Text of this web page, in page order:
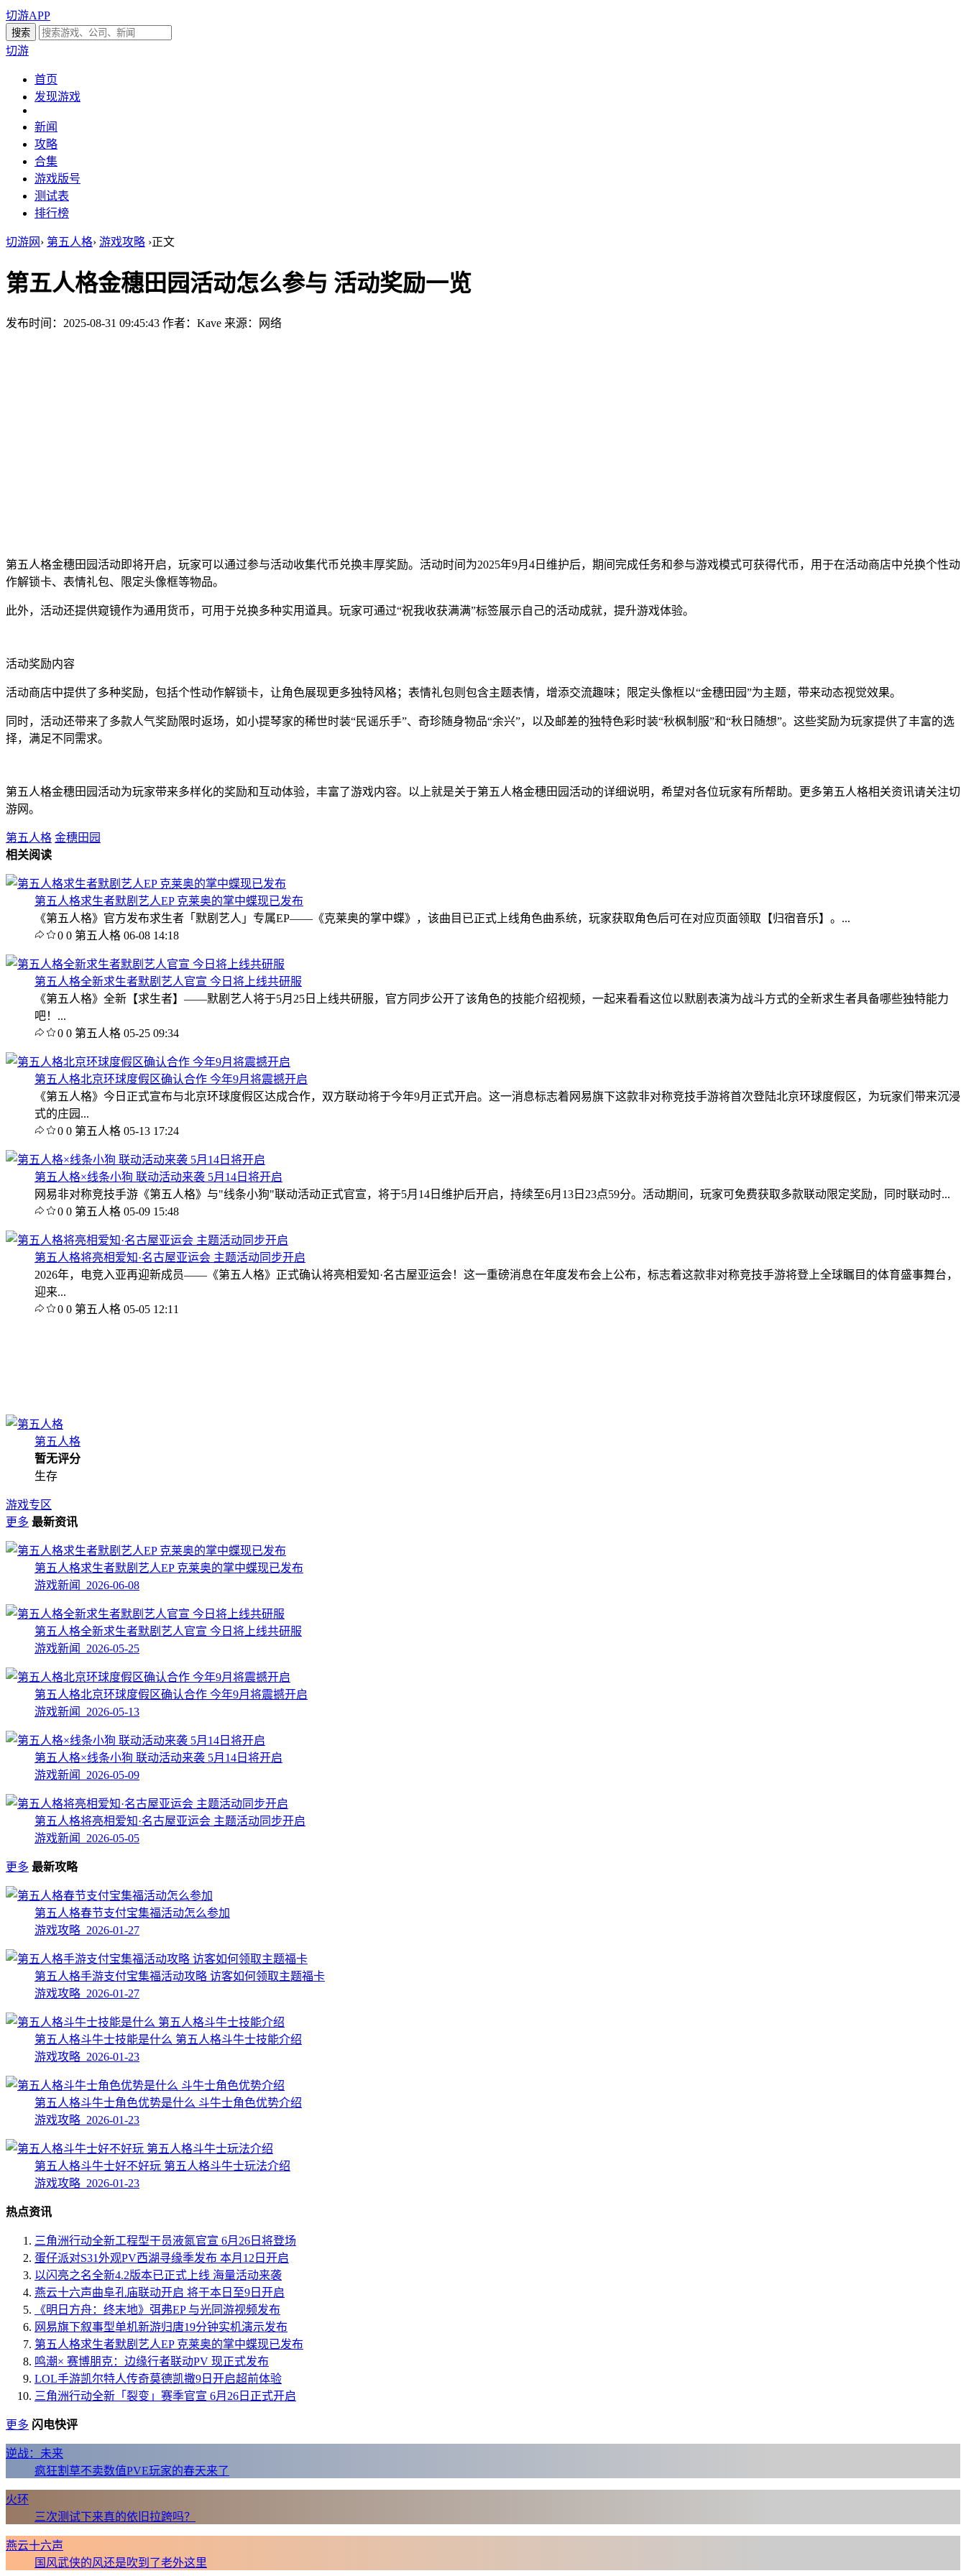
切游APP
切游
首页
发现游戏
新闻
攻略
合集
游戏版号
测试表
排行榜
切游网 › 第五人格› 游戏攻略 ›正文
第五人格金穗田园活动怎么参与 活动奖励一览
发布时间：2025-08-31 09:45:43 作者：Kave 来源：网络
第五人格金穗田园活动即将开启，玩家可以通过参与活动收集代币兑换丰厚奖励。活动时间为2025年9月4日维护后，期间完成任务和参与游戏模式可获得代币，用于在活动商店中兑换个性动
作解锁卡、表情礼包、限定头像框等物品。
此外，活动还提供窥镜作为通用货币，可用于兑换多种实用道具。玩家可通过“祝我收获满满”标签展示自己的活动成就，提升游戏体验。
活动奖励内容
活动商店中提供了多种奖励，包括个性动作解锁卡，让角色展现更多独特风格；表情礼包则包含主题表情，增添交流趣味；限定头像框以“金穗田园”为主题，带来动态视觉效果。
同时，活动还带来了多款人气奖励限时返场，如小提琴家的稀世时装“民谣乐手”、奇珍随身物品“余兴”，以及邮差的独特色彩时装“秋枫制服”和“秋日随想”。这些奖励为玩家提供了丰富的选
择，满足不同需求。
第五人格金穗田园活动为玩家带来多样化的奖励和互动体验，丰富了游戏内容。以上就是关于第五人格金穗田园活动的详细说明，希望对各位玩家有所帮助。更多第五人格相关资讯请关注切
游网。
第五人格 金穗田园
相关阅读
第五人格求生者默剧艺人EP 克莱奥的掌中蝶现已发布
《第五人格》官方发布求生者「默剧艺人」专属EP——《克莱奥的掌中蝶》，该曲目已正式上线角色曲系统，玩家获取角色后可在对应页面领取【归宿音乐】。...
0 0 第五人格 06-08 14:18
第五人格全新求生者默剧艺人官宣 今日将上线共研服
《第五人格》全新【求生者】——默剧艺人将于5月25日上线共研服，官方同步公开了该角色的技能介绍视频，一起来看看这位以默剧表演为战斗方式的全新求生者具备哪些独特能力
吧！...
0 0 第五人格 05-25 09:34
第五人格北京环球度假区确认合作 今年9月将震撼开启
《第五人格》今日正式宣布与北京环球度假区达成合作，双方联动将于今年9月正式开启。这一消息标志着网易旗下这款非对称竞技手游将首次登陆北京环球度假区，为玩家们带来沉浸
式的庄园...
0 0 第五人格 05-13 17:24
第五人格×线条小狗 联动活动来袭 5月14日将开启
网易非对称竞技手游《第五人格》与"线条小狗"联动活动正式官宣，将于5月14日维护后开启，持续至6月13日23点59分。活动期间，玩家可免费获取多款联动限定奖励，同时联动时...
0 0 第五人格 05-09 15:48
第五人格将亮相爱知·名古屋亚运会 主题活动同步开启
2026年，电竞入亚再迎新成员——《第五人格》正式确认将亮相爱知·名古屋亚运会！这一重磅消息在年度发布会上公布，标志着这款非对称竞技手游将登上全球瞩目的体育盛事舞台，
迎来...
0 0 第五人格 05-05 12:11
第五人格
暂无评分
生存
游戏专区
更多 最新资讯
第五人格求生者默剧艺人EP 克莱奥的掌中蝶现已发布
游戏新闻 2026-06-08
第五人格全新求生者默剧艺人官宣 今日将上线共研服
游戏新闻 2026-05-25
第五人格北京环球度假区确认合作 今年9月将震撼开启
游戏新闻 2026-05-13
第五人格×线条小狗 联动活动来袭 5月14日将开启
游戏新闻 2026-05-09
第五人格将亮相爱知·名古屋亚运会 主题活动同步开启
游戏新闻 2026-05-05
更多 最新攻略
第五人格春节支付宝集福活动怎么参加
游戏攻略 2026-01-27
第五人格手游支付宝集福活动攻略 访客如何领取主题福卡
游戏攻略 2026-01-27
第五人格斗牛士技能是什么 第五人格斗牛士技能介绍
游戏攻略 2026-01-23
第五人格斗牛士角色优势是什么 斗牛士角色优势介绍
游戏攻略 2026-01-23
第五人格斗牛士好不好玩 第五人格斗牛士玩法介绍
游戏攻略 2026-01-23
热点资讯
三角洲行动全新工程型干员液氮官宣 6月26日将登场
蛋仔派对S31外观PV西湖寻缘季发布 本月12日开启
以闪亮之名全新4.2版本已正式上线 海量活动来袭
燕云十六声曲阜孔庙联动开启 将于本日至9日开启
《明日方舟：终末地》弭弗EP 与光同游视频发布
网易旗下叙事型单机新游归唐19分钟实机演示发布
第五人格求生者默剧艺人EP 克莱奥的掌中蝶现已发布
鸣潮× 赛博朋克：边缘行者联动PV 现正式发布
LOL手游凯尔特人传奇莫德凯撒9日开启超前体验
三角洲行动全新「裂变」赛季官宣 6月26日正式开启
更多 闪电快评
逆战：未来
疯狂割草不卖数值PVE玩家的春天来了
火环
三次测试下来真的依旧拉跨吗？
燕云十六声
国风武侠的风还是吹到了老外这里